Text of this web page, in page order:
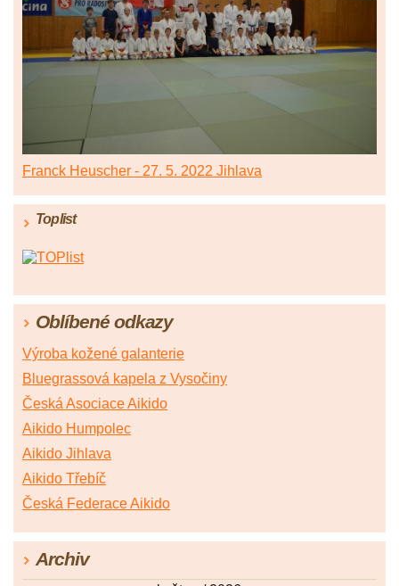
Franck Heuscher - 27. 5. 2022 Jihlava
Toplist
Oblíbené odkazy
Výroba kožené galanterie
Bluegrassová kapela z Vysočiny
Česká Asociace Aikido
Aikido Humpolec
Aikido Jihlava
Aikido Třebíč
Česká Federace Aikido
Archiv